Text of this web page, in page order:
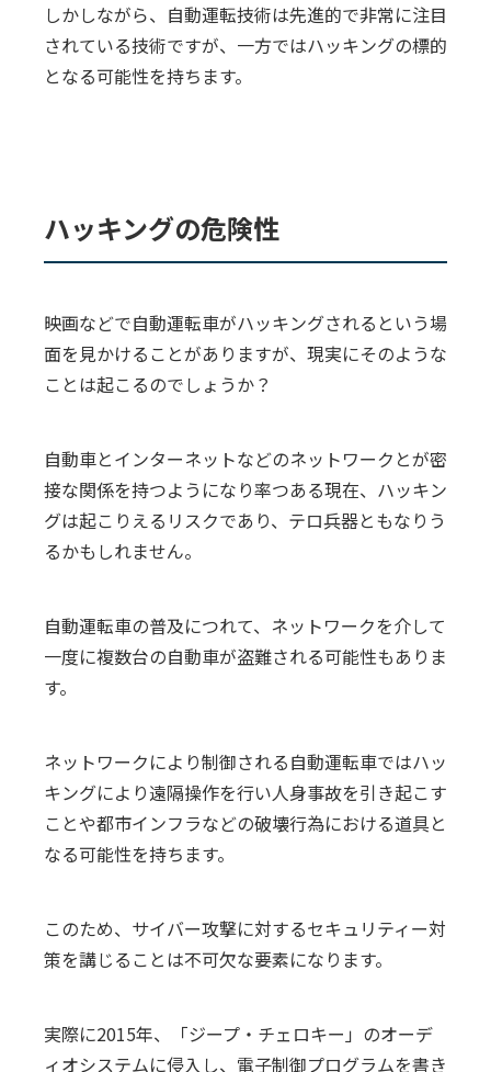
しかしながら、自動運転技術は先進的で非常に注目
されている技術ですが、一方ではハッキングの標的
となる可能性を持ちます。
ハッキングの危険性
映画などで自動運転車がハッキングされるという場
面を見かけることがありますが、現実にそのような
ことは起こるのでしょうか？
自動車とインターネットなどのネットワークとが密
接な関係を持つようになり率つある現在、ハッキン
グは起こりえるリスクであり、テロ兵器ともなりう
るかもしれません。
自動運転車の普及につれて、ネットワークを介して
一度に複数台の自動車が盗難される可能性もありま
す。
ネットワークにより制御される自動運転車ではハッ
キングにより遠隔操作を行い人身事故を引き起こす
ことや都市インフラなどの破壊行為における道具と
なる可能性を持ちます。
このため、サイバー攻撃に対するセキュリティー対
策を講じることは不可欠な要素になります。
実際に2015年、「ジープ・チェロキー」のオーデ
ィオシステムに侵入し、電子制御プログラムを書き